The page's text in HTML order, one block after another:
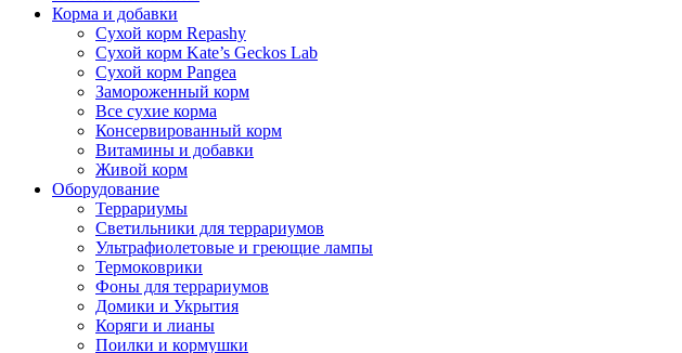
Корма и добавки
Сухой корм Repashy
Сухой корм Kate’s Geckos Lab
Сухой корм Pangea
Замороженный корм
Все сухие корма
Консервированный корм
Витамины и добавки
Живой корм
Оборудование
Террариумы
Светильники для террариумов
Ультрафиолетовые и греющие лампы
Термоковрики
Фоны для террариумов
Домики и Укрытия
Коряги и лианы
Поилки и кормушки